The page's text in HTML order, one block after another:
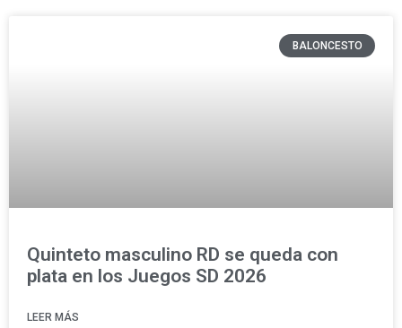
BALONCESTO
Quinteto masculino RD se queda con
plata en los Juegos SD 2026
LEER MÁS